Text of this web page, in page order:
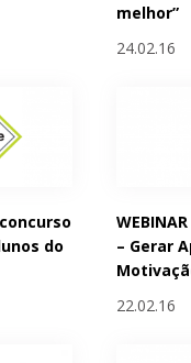
melhor”
24.02.16
do
– Gerar
22.02.16